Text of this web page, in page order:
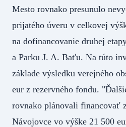
Mesto rovnako presunulo
prijatého úveru v celkovej
na dofinancovanie druhej
a Parku J. A. Baťu. Na túto
základe výsledku verejného
eur z rezervného fondu.
rovnako plánovali financovať
Návojovce vo výške 21 500